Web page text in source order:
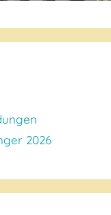
2026